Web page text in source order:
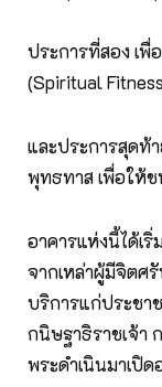
ประการที่สอง เ
(Spiritual
และประการสุดท้
พุทธทาส เพื่อให้
อาคารแห่งนี้ได้เ
จากเหล่าผู้มีจิตศ
บริการแก่ประชา
กนิษฐาธิราชเจ้า
พระดำเนินมาเปิ